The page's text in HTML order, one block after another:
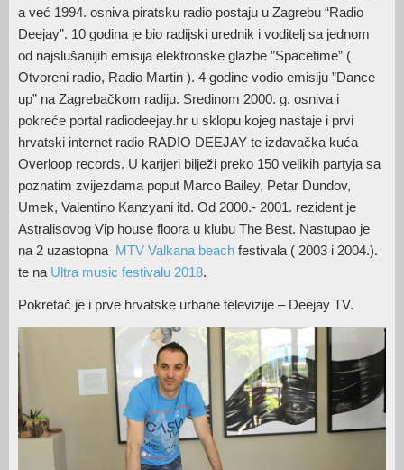
a već 1994. osniva piratsku radio postaju u Zagrebu “Radio
Deejay”. 10 godina je bio radijski urednik i voditelj sa jednom
od najslušanijih emisija elektronske glazbe ”Spacetime” (
Otvoreni radio, Radio Martin ). 4 godine vodio emisiju ”Dance
up” na Zagrebačkom radiju. Sredinom 2000. g. osniva i
pokreće portal radiodeejay.hr u sklopu kojeg nastaje i prvi
hrvatski internet radio RADIO DEEJAY te izdavačka kuća
Overloop records. U karijeri bilježi preko 150 velikih partyja sa
poznatim zvijezdama poput Marco Bailey, Petar Dundov,
Umek, Valentino Kanzyani itd. Od 2000.- 2001. rezident je
Astralisovog Vip house floora u klubu The Best. Nastupao je
na 2 uzastopna MTV Valkana beach festivala ( 2003 i 2004.).
te na Ultra music festivalu 2018.
Pokretač je i prve hrvatske urbane televizije – Deejay TV.